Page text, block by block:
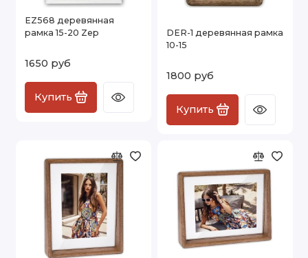
EZ568 деревянная
рамка 15-20 Zep
1650 руб
Купить
DER-1 деревянная рамка
10-15
1800 руб
Купить